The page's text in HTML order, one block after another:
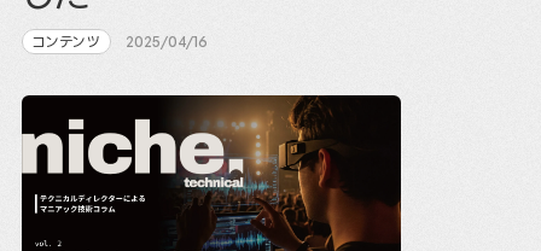
コンテンツ 2025/04/16